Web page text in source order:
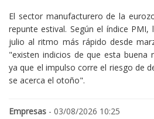
El sector manufacturero de la
repunte estival. Según el índice
julio al ritmo más rápido desde
"existen indicios de que esta buena
ya que el impulso corre el riesgo de
se acerca el otoño".
Empresas - 03/08/2026 10:25